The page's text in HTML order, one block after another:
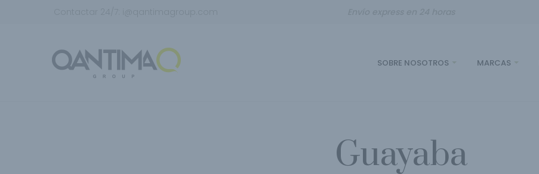
SOBRE NOSOTROS MARCAS
Guayaba